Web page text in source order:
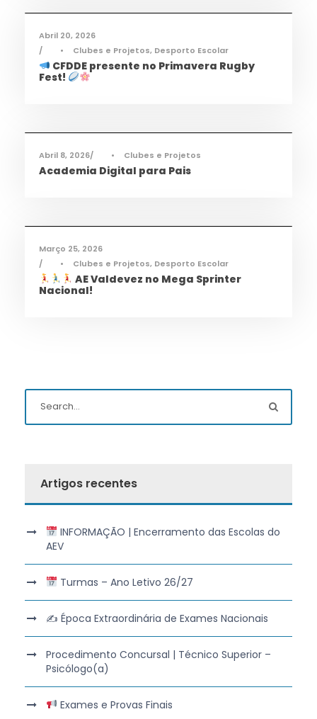
Abril 20, 2026
•
Clubes e Projetos, Desporto Escolar
CFDDE presente no Primavera Rugby
Fest!
Abril 8, 2026 • Clubes e Projetos
Academia Digital para Pais
Março 25, 2026
•
Clubes e Projetos, Desporto Escolar
AE Valdevez no Mega Sprinter
Nacional!
Artigos recentes
INFORMAÇÃO | Encerramento das Escolas do
AEV
Turmas – Ano Letivo 26/27
✍️ Época Extraordinária de Exames Nacionais
Procedimento Concursal | Técnico Superior –
Psicólogo(a)
Exames e Provas Finais